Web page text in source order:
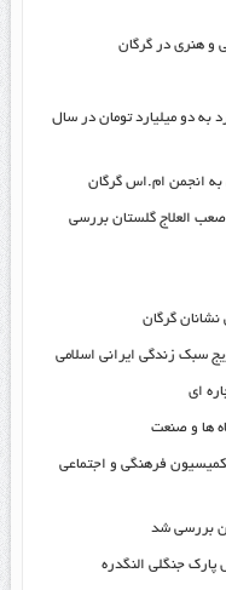
و هنری در گرگان
به دو میلیارد تومان در سال
به انجمن ام.اس گرگان
العلاج گلستان بررسی
گرگان
سبک زندگی ایرانی اسلامی
ای
ها و صنعت
کمیسیون فرهنگی و اجتماعی
بررسی شد
پارک جنگلی النگدره